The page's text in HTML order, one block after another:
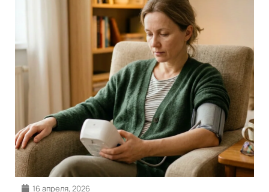
16 апреля, 2026